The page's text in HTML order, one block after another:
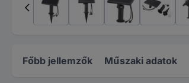
Főbb jellemzők Műszaki adatok